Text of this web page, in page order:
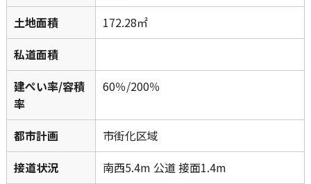
土地面積
172.28㎡
私道面積
建ぺい率/容積
率
60％/200％
都市計画
市街化区域
接道状況
南西5.4m 公道 接面1.4m